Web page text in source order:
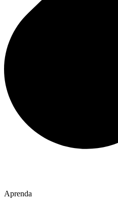
Aprenda